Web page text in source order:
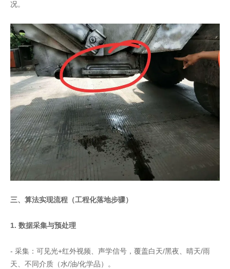
况。
三、算法实现流程（工程化落地步骤）
1. 数据采集与预处理
- 采集：可见光+红外视频、声学信号，覆盖白天/黑夜、晴天/雨
天、不同介质（水/油/化学品）。